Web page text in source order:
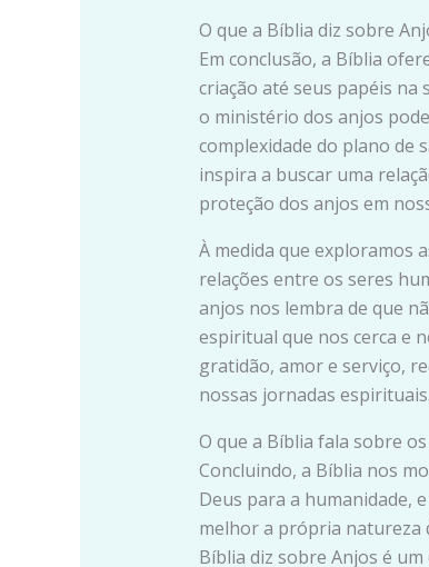
O que a Bíblia diz sobre
Em conclusão, a Bíblia
criação até seus papéis na
o ministério dos anjos
complexidade do plano de
inspira a buscar uma
proteção dos anjos em
À medida que exploramos
relações entre os seres
anjos nos lembra de que
espiritual que nos cerca e
gratidão, amor e serviço,
nossas jornadas espirituais.
O que a Bíblia fala sobre
Concluindo, a Bíblia nos
Deus para a humanidade,
melhor a própria natureza
Bíblia diz sobre Anjos é